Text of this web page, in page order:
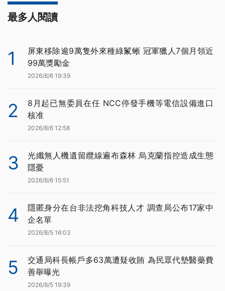
最多人閱讀
1
屏東移除逾9萬隻外來種綠鬣蜥 冠軍獵人7個月領近
99萬獎勵金
2026/8/6 19:39
2
8月起已無委員在任 NCC停發手機等電信設備進口
核准
2026/8/6 12:58
3
光纖無人機遺留纜線遍布森林 烏克蘭指控造成生態
隱憂
2026/8/6 15:51
4
隱匿身分在台非法挖角科技人才 調查局公布17家中
企名單
2026/8/5 16:03
5
交通局科長帳戶多63萬遭疑收賄 為民眾代墊醫藥費
善舉曝光
2026/8/5 19:39